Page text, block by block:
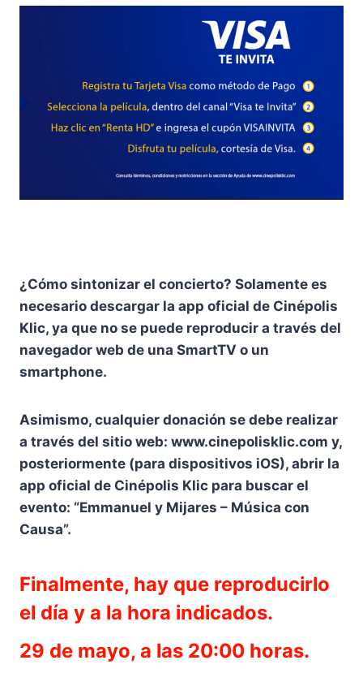
¿Cómo sintonizar el concierto? Solamente es
necesario descargar la app oficial de Cinépolis
Klic, ya que no se puede reproducir a través del
navegador web de una SmartTV o un
smartphone.
Asimismo, cualquier donación se debe realizar
a través del sitio web: www.cinepolisklic.com y,
posteriormente (para dispositivos iOS), abrir la
app oficial de Cinépolis Klic para buscar el
evento: “Emmanuel y Mijares – Música con
Causa”.
Finalmente, hay que reproducirlo
el día y a la hora indicados.
29 de mayo, a las 20:00 horas.